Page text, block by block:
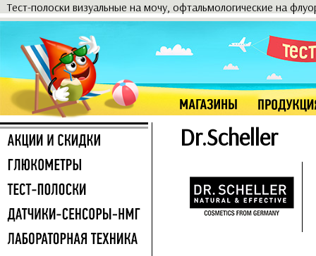
Тест-полоски визуальные на мочу, офтальмологические на
Dr.Scheller